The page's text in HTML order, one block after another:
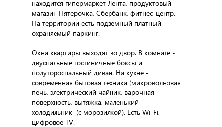
находится гипермаркет Лента, продуктовый
магазин Пятерочка, Сбербанк, фитнес-центр.
На территории есть подземный платный
охраняемый паркинг.
Окна квартиры выходят во двор. В комнате -
двуспальные гостиничные боксы и
полутороспальный диван. На кухне -
современная бытовая техника (микроволновая
печь, электрический чайник, варочная
поверхность, вытяжка, маленький
холодильник (с морозилкой). Есть Wi-Fi,
цифровое TV.